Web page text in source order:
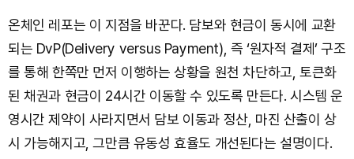
온체인 레포는 이 지점을 바꾼다. 담보와 현금이 동시에 교환
되는 DvP(Delivery versus Payment), 즉 ‘원자적 결제’ 구조
를 통해 한쪽만 먼저 이행하는 상황을 원천 차단하고, 토큰화
된 채권과 현금이 24시간 이동할 수 있도록 만든다. 시스템 운
영시간 제약이 사라지면서 담보 이동과 정산, 마진 산출이 상
시 가능해지고, 그만큼 유동성 효율도 개선된다는 설명이다.